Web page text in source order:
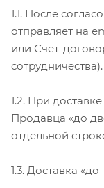
1.1. После
отправляет на
или Счет-
сотрудничества).
1.2. При
Продавца «до
отдельной
1.3. Доставка